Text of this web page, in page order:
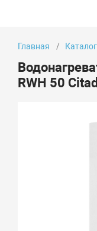
Главная Каталог
RWH 50